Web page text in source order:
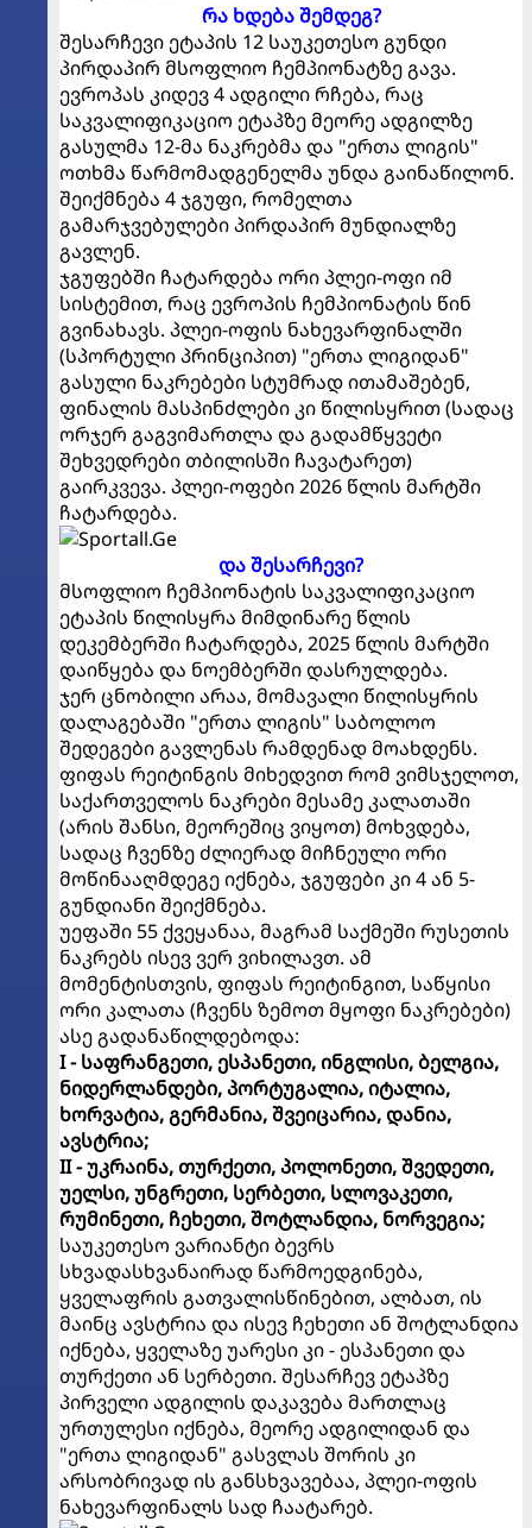
რა ხდება შემდეგ?
შესარჩევი ეტაპის 12 საუკეთესო გუნდი
პირდაპირ მსოფლიო ჩემპიონატზე გავა.
ევროპას კიდევ 4 ადგილი რჩება, რაც
საკვალიფიკაციო ეტაპზე მეორე ადგილზე
გასულმა 12-მა ნაკრებმა და "ერთა ლიგის"
ოთხმა წარმომადგენელმა უნდა გაინაწილონ.
შეიქმნება 4 ჯგუფი, რომელთა
გამარჯვებულები პირდაპირ მუნდიალზე
გავლენ.
ჯგუფებში ჩატარდება ორი პლეი-ოფი იმ
სისტემით, რაც ევროპის ჩემპიონატის წინ
გვინახავს. პლეი-ოფის ნახევარფინალში
(სპორტული პრინციპით) "ერთა ლიგიდან"
გასული ნაკრებები სტუმრად ითამაშებენ,
ფინალის მასპინძლები კი წილისყრით (სადაც
ორჯერ გაგვიმართლა და გადამწყვეტი
შეხვედრები თბილისში ჩავატარეთ)
გაირკვევა. პლეი-ოფები 2026 წლის მარტში
ჩატარდება.
და შესარჩევი?
მსოფლიო ჩემპიონატის საკვალიფიკაციო
ეტაპის წილისყრა მიმდინარე წლის
დეკემბერში ჩატარდება, 2025 წლის მარტში
დაიწყება და ნოემბერში დასრულდება.
ჯერ ცნობილი არაა, მომავალი წილისყრის
დალაგებაში "ერთა ლიგის" საბოლოო
შედეგები გავლენას რამდენად მოახდენს.
ფიფას რეიტინგის მიხედვით რომ ვიმსჯელოთ,
საქართველოს ნაკრები მესამე კალათაში
(არის შანსი, მეორეშიც ვიყოთ) მოხვდება,
სადაც ჩვენზე ძლიერად მიჩნეული ორი
მოწინააღმდეგე იქნება, ჯგუფები კი 4 ან 5-
გუნდიანი შეიქმნება.
უეფაში 55 ქვეყანაა, მაგრამ საქმეში რუსეთის
ნაკრებს ისევ ვერ ვიხილავთ. ამ
მომენტისთვის, ფიფას რეიტინგით, საწყისი
ორი კალათა (ჩვენს ზემოთ მყოფი ნაკრებები)
ასე გადანაწილდებოდა:
I - საფრანგეთი, ესპანეთი, ინგლისი, ბელგია,
ნიდერლანდები, პორტუგალია, იტალია,
ხორვატია, გერმანია, შვეიცარია, დანია,
ავსტრია;
II - უკრაინა, თურქეთი, პოლონეთი, შვედეთი,
უელსი, უნგრეთი, სერბეთი, სლოვაკეთი,
რუმინეთი, ჩეხეთი, შოტლანდია, ნორვეგია;
საუკეთესო ვარიანტი ბევრს
სხვადასხვანაირად წარმოედგინება,
ყველაფრის გათვალისწინებით, ალბათ, ის
მაინც ავსტრია და ისევ ჩეხეთი ან შოტლანდია
იქნება, ყველაზე უარესი კი - ესპანეთი და
თურქეთი ან სერბეთი. შესარჩევ ეტაპზე
პირველი ადგილის დაკავება მართლაც
ურთულესი იქნება, მეორე ადგილიდან და
"ერთა ლიგიდან" გასვლას შორის კი
არსობრივად ის განსხვავებაა, პლეი-ოფის
ნახევარფინალს სად ჩაატარებ.